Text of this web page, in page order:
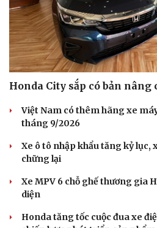
Honda City sắp có bản nâng
Việt Nam có thêm hãng xe
tháng 9/2026
Xe ô tô nhập khẩu tăng kỷ lục,
chững lại
Xe MPV 6 chỗ ghế thương gia
diện
Honda tăng tốc cuộc đua xe